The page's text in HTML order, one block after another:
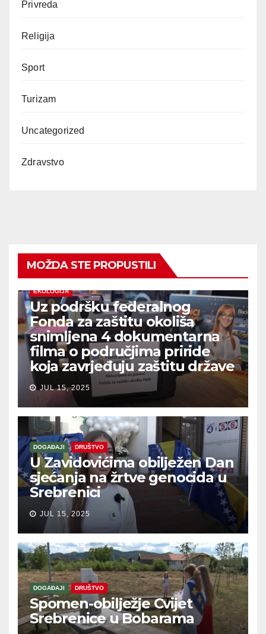
Privreda
Religija
Sport
Turizam
Uncategorized
Zdravstvo
MOŽDA STE PROPUSTILI
EKOLOGIJA
Uz podršku federalnog
Fonda za zaštitu okoliša
snimljena 4 dokumentarna
filma o područjima priride
koja zavrjeđuju zaštitu države
JUL 15, 2025
DOGAĐAJI DRUŠTVO
U Zavidovićima obilježen Dan
sjećanja na žrtve genocida u
Srebrenici
JUL 15, 2025
DOGAĐAJI DRUŠTVO
Spomen-obilježje Cvijet
Srebrenice u Bobarama